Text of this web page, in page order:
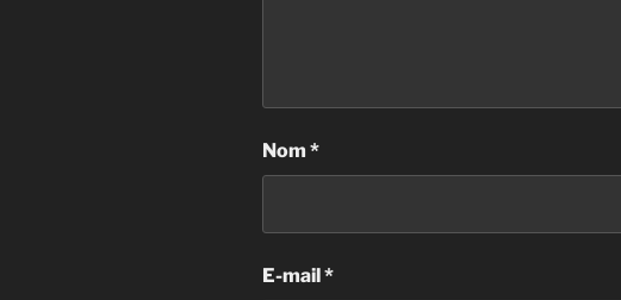
Nom *
E-mail*